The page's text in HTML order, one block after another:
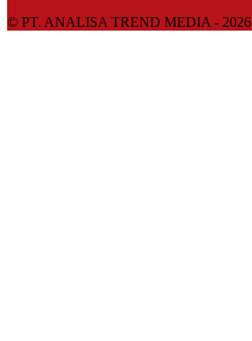
© PT. ANALISA TREND MEDIA - 2026